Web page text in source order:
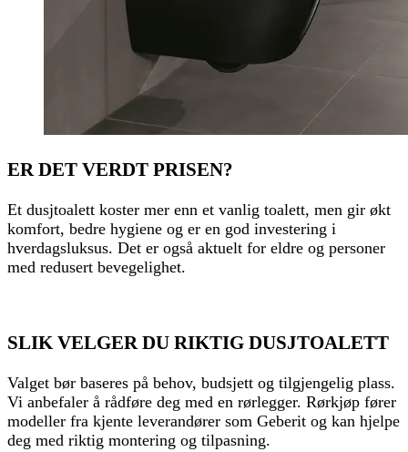
ER DET VERDT PRISEN?
Et dusjtoalett koster mer enn et vanlig toalett, men gir økt
komfort, bedre hygiene og er en god investering i
hverdagsluksus. Det er også aktuelt for eldre og personer
med redusert bevegelighet.
SLIK VELGER DU RIKTIG DUSJTOALETT
Valget bør baseres på behov, budsjett og tilgjengelig plass.
Vi anbefaler å rådføre deg med en rørlegger. Rørkjøp fører
modeller fra kjente leverandører som Geberit og kan hjelpe
deg med riktig montering og tilpasning.